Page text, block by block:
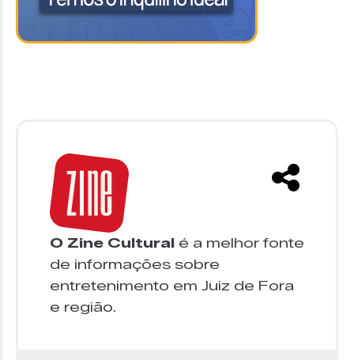
O Zine Cultural é a melhor fonte
de informações sobre
entretenimento em Juiz de Fora
e região.